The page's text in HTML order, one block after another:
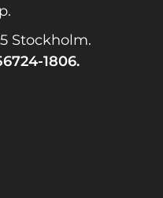
Stockholm.
1806.